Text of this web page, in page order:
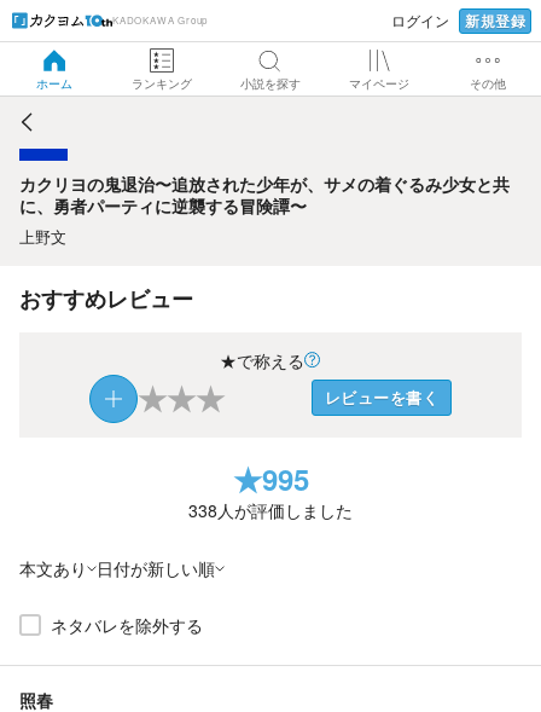
KADOKAWA Group ログイン 新規登録
ホーム ランキング 小説を探す マイページ その他
カクリヨの鬼退治〜追放された少年が、サメの着ぐるみ少女
と共に、勇者パーティに逆襲する冒険譚〜
カクリヨの鬼退治〜追放された少年が、サメの着ぐるみ少女と共
に、勇者パーティに逆襲する冒険譚〜
上野文
おすすめレビュー
★で称える
★★★ レビューを書く
★995
338人が評価しました
本文あり 日付が新しい順
ネタバレを除外する
照春